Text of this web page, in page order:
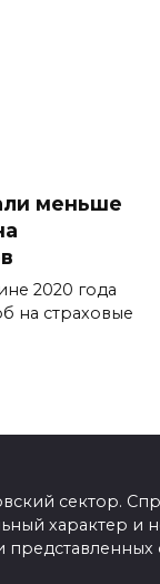
меньше
2020 года
на страховые
сектор.
характер и